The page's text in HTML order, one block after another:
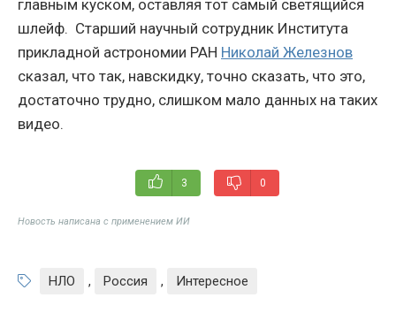
главным куском, оставляя тот самый светящийся
шлейф. Старший научный сотрудник Института
прикладной астрономии РАН Николай Железнов
сказал, что так, навскидку, точно сказать, что это,
достаточно трудно, слишком мало данных на таких
видео.
3 0
Новость написана с применением ИИ
НЛО , Россия , Интересное